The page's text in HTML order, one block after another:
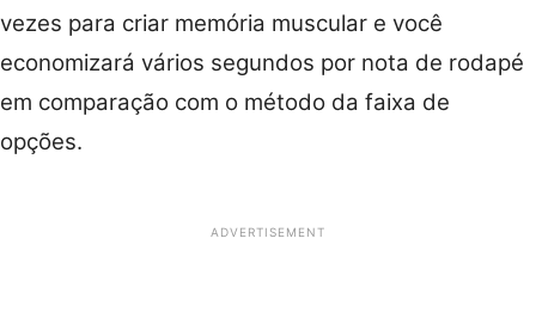
vezes para criar memória muscular e você
economizará vários segundos por nota de rodapé
em comparação com o método da faixa de
opções.
ADVERTISEMENT